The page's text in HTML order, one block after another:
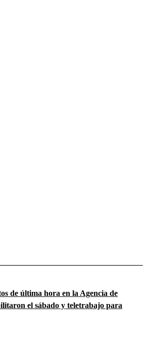
de última hora en la Agencia de
el sábado y teletrabajo para